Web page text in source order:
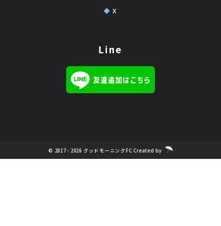
◆ X
Line
© 2017 - 2026 グッドモーニングFC Created by